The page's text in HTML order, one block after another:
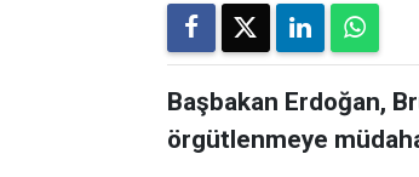
Başbakan Erdoğan,
örgütlenmeye